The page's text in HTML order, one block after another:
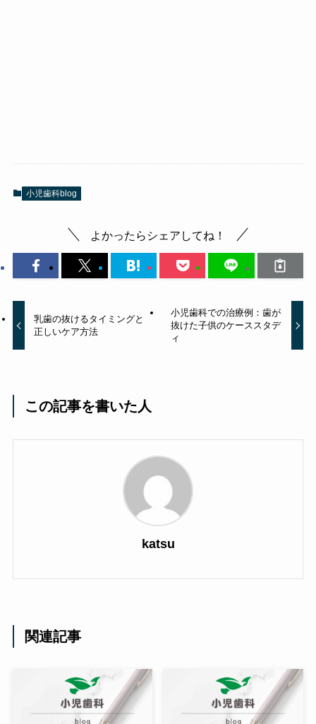
小児歯科blog
よかったらシェアしてね！
乳歯の抜けるタイミングと
正しいケア方法
小児歯科での治療例：歯が
抜けた子供のケーススタデ
ィ
この記事を書いた人
katsu
関連記事